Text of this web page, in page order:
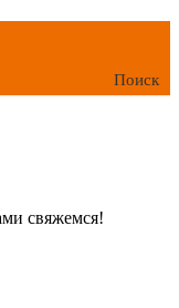
Поиск
свяжемся!